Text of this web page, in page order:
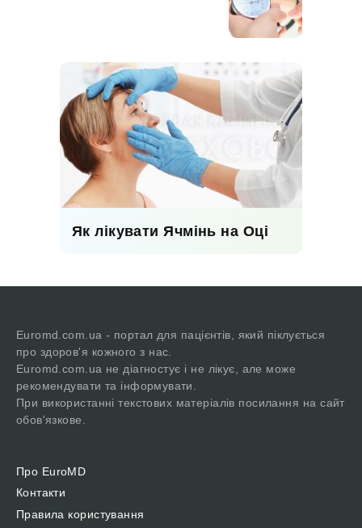
Як лікувати Ячмінь на Оці
Euromd.com.ua - портал для пацієнтів, який піклується
про здоров'я кожного з нас.
Euromd.com.ua не діагностує і не лікує, але може
рекомендувати та інформувати.
При використанні текстових матеріалів посилання на сайт
обов'язкове.
Про EuroMD
Контакти
Правила користування